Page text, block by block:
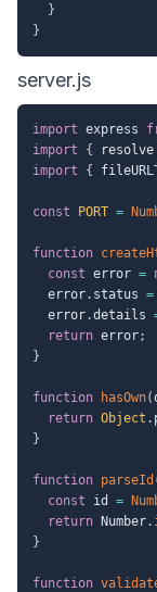
}
}
server.js
import express
import
{ resolve
import
{
const PORT =
function
const error =
  error
. status =
  error
.details
return error;
}
function hasOwn(
return Object .
}
function parseId
const id =
return Number.
}
function